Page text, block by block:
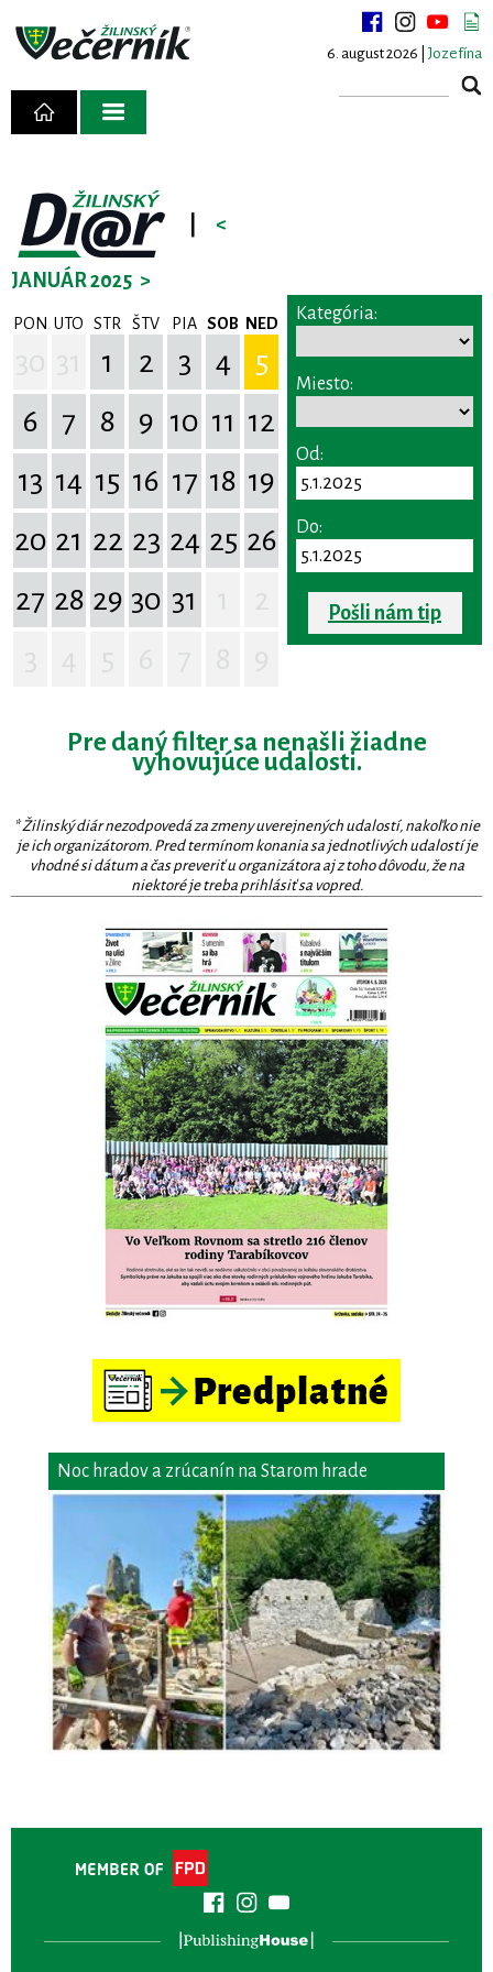
6. august 2026 | Jozefína
<
JANUÁR 2025 >
PON UTO STR ŠTV PIA SOB NED
1 2 3 4
5
6
7 8 9 10 11 12
13 14 15 16 17 18 19
20 21 22 23 24 25 26
27 28 29 30 31
Kategória:
Miesto:
Od:
Do:
Pošli nám tip
Pre daný filter sa nenašli žiadne
vyhovujúce udalosti.
* Žilinský diár nezodpovedá za zmeny uverejnených udalostí, nakoľko nie
je ich organizátorom. Pred termínom konania sa jednotlivých udalostí je
vhodné si dátum a čas preveriť u organizátora aj z toho dôvodu, že na
niektoré je treba prihlásiť sa vopred.
Noc hradov a zrúcanín na Starom hrade